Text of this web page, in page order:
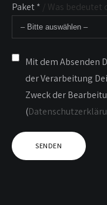
Paket * / Was bedeutet
Mit dem Absenden
der Verarbeitung
Zweck der
(